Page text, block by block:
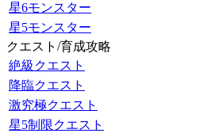
星6モンスター
星5モンスター
クエスト/育成攻略
絶級クエスト
降臨クエスト
激究極クエスト
星5制限クエスト